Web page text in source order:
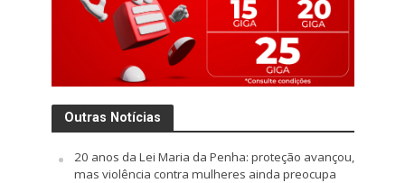
Outras Notícias
20 anos da Lei Maria da Penha: proteção avançou,
mas violência contra mulheres ainda preocupa